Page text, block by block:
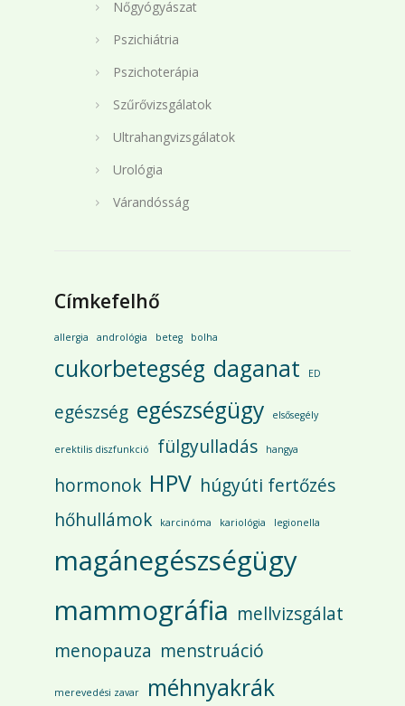
Nőgyógyászat
Pszichiátria
Pszichoterápia
Szűrővizsgálatok
Ultrahangvizsgálatok
Urológia
Várandósság
Címkefelhő
allergia andrológia beteg bolha
cukorbetegség daganat ED
egészség egészségügy elsősegély
erektilis diszfunkció fülgyulladás hangya
hormonok HPV húgyúti fertőzés
hőhullámok
karcinóma kariológia legionella
magánegészségügy
mammográfia mellvizsgálat
menopauza menstruáció
merevedési zavar méhnyakrák